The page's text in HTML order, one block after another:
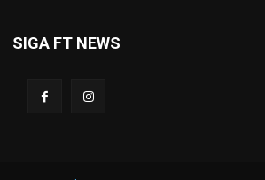
SIGA FT NEWS